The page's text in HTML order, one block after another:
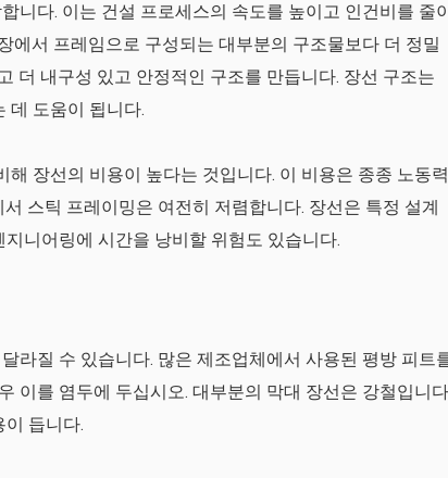
니다. 이는 건설 프로세스의 속도를 높이고 인건비를 줄
에서 프레임으로 구성되는 대부분의 구조물보다 더 정밀
더 내구성 있고 안정적인 구조를 만듭니다. 장선 구조는
데 도움이 됩니다.
장선의 비용이 높다는 것입니다. 이 비용은 종종 노동력
스틱 프레이밍은 여전히 ​​저렴합니다. 장선은 특정 설계
니어링에 시간을 낭비할 위험도 있습니다.
라질 수 있습니다. 많은 제조업체에서 사용된 평방 피트
이를 염두에 두십시오. 대부분의 막대 장선은 강철입니
듭니다.